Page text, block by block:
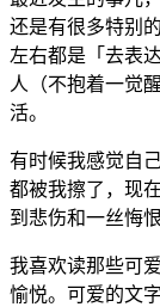
还是有很多特别
左右都是「去表
人（不抱着一觉
活。
有时候我感觉自
都被我擦了，现
到悲伤和一丝悔恨
我喜欢读那些可
愉悦。可爱的文